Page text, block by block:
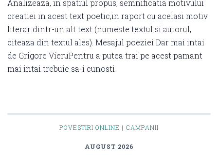
Analizeaza, in spatiul propus, semnificatia motivului
creatiei in acest text poetic,in raport cu acelasi motiv
literar dintr-un alt text (numeste textul si autorul,
citeaza din textul ales). Mesajul poeziei Dar mai intai
de Grigore VieruPentru a putea trai pe acest pamant
mai intai trebuie sa-i cunosti
POVESTIRI ONLINE | CAMPANII
AUGUST 2026